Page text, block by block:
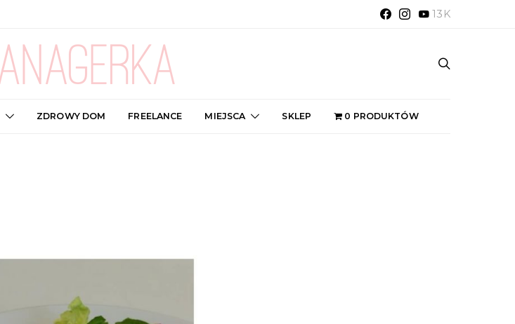
13K
ZDROWY DOM FREELANCE MIEJSCA SKLEP 0 PRODUKTÓW